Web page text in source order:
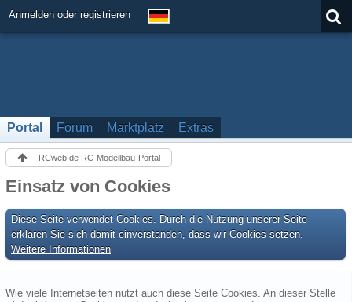
Anmelden oder registrieren
Portal Forum Marktplatz Extras
RCweb.de RC-Modellbau-Portal
Einsatz von Cookies
Diese Seite verwendet Cookies. Durch die Nutzung unserer Seite
erklären Sie sich damit einverstanden, dass wir Cookies setzen.
Weitere Informationen
Wie viele Internetseiten nutzt auch diese Seite Cookies. An dieser Stelle